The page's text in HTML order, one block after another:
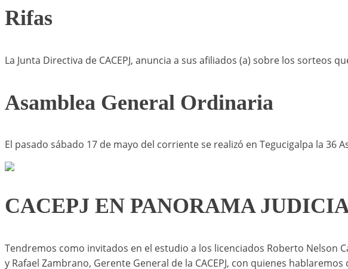
Rifas
La Junta Directiva de CACEPJ, anuncia a sus afiliados (a) sobre los
Asamblea General Ordinaria
El pasado sábado 17 de mayo del corriente se realizó en Tegucigalpa la 36
CACEPJ EN PANORAMA
Tendremos como invitados en el estudio a los licenciados Roberto Nelson
y Rafael Zambrano, Gerente General de la CACEPJ, con quienes